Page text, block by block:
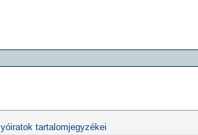
tartalomjegyzékei